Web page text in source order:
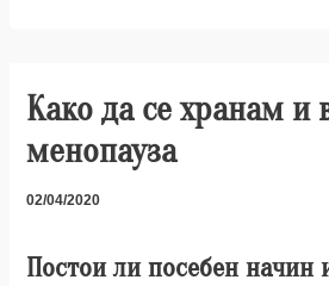
Како да се хранам и
менопауза
02/04/2020
Постои ли посебен начин